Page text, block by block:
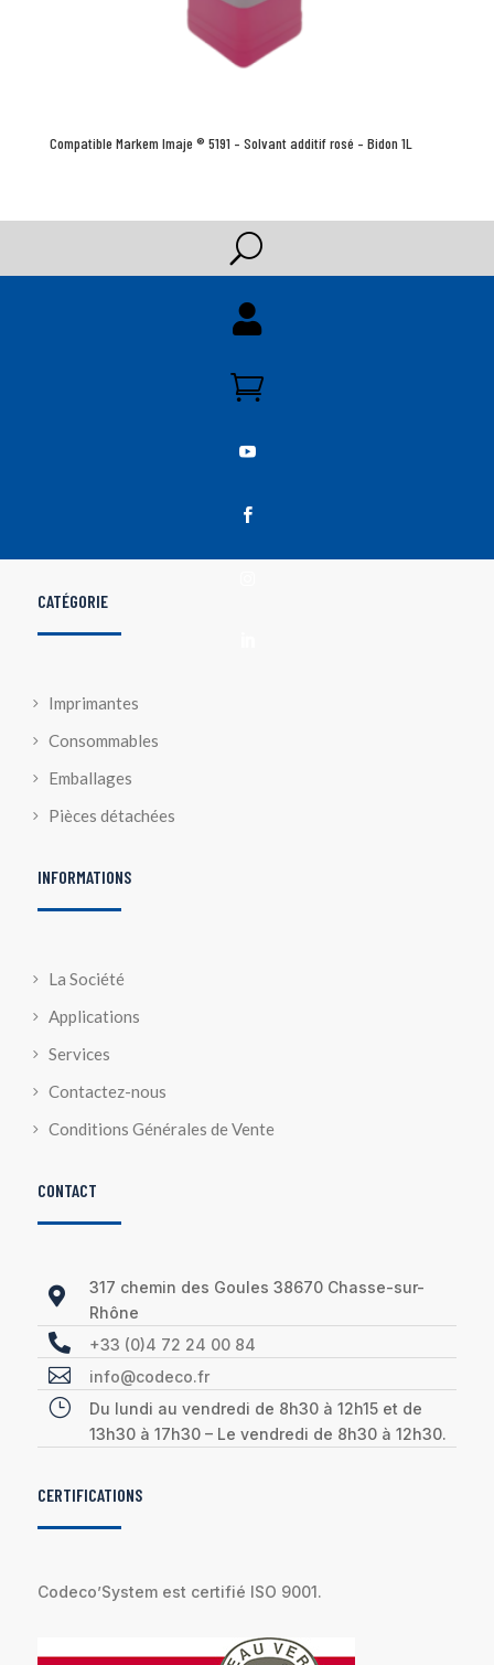
Compatible Markem Imaje ® 5191 – Solvant additif rosé – Bidon 1L
U




CATÉGORIE
Imprimantes
Consommables
Emballages
Pièces détachées
INFORMATIONS
La Société
Applications
Services
Contactez-nous
Conditions Générales de Vente
CONTACT

317 chemin des Goules 38670 Chasse-sur-
Rhône
 +33 (0)4 72 24 00 84
 info@codeco.fr
}
Du lundi au vendredi de 8h30 à 12h15 et de
13h30 à 17h30 – Le vendredi de 8h30 à 12h30.
CERTIFICATIONS
Codeco’System est certifié ISO 9001.